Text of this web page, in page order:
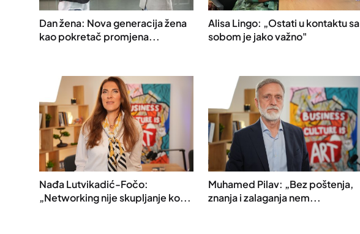
Dan žena: Nova generacija žena
kao pokretač promjena...
Alisa Lingo: „Ostati u kontaktu sa
sobom je jako važno"
Nađa Lutvikadić-Fočo:
„Networking nije skupljanje ko...
Muhamed Pilav: „Bez poštenja,
znanja i zalaganja nem...